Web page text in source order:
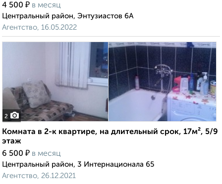
4 500 ₽ в месяц
Центральный район, Энтузиастов 6А
Агентство, 16.05.2022
2
Комната в 2-к квартире, на длительный срок, 17м², 5/9
этаж
6 500 ₽ в месяц
Центральный район, 3 Интернационала 65
Агентство, 26.12.2021